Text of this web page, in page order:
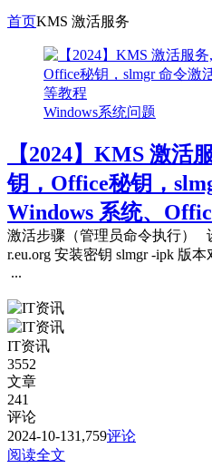
首页KMS 激活服务
Windows系统问题
【2024】KMS 激活
钥，Office秘钥，
Windows 系统、
激活步骤（管理员命令执行）
r.eu.org 安装密钥 slmgr -ipk 版
...
IT资讯
3552
文章
241
评论
2024-10-131,759评论
阅读全文